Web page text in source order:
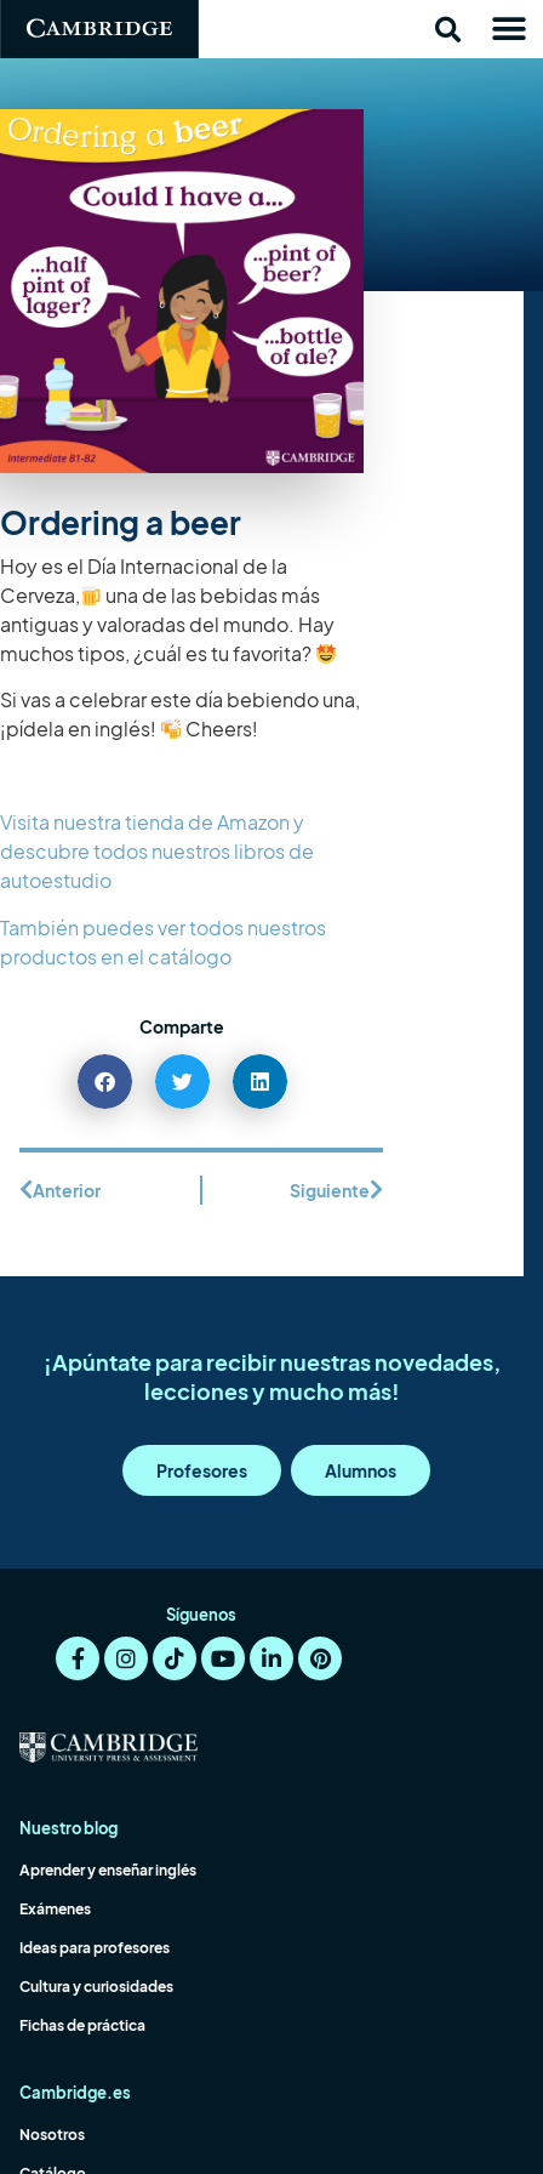
Ordering a beer
Hoy es el Día Internacional de la
Cerveza,
una de las bebidas más
antiguas y valoradas del mundo. Hay
muchos tipos, ¿cuál es tu favorita?
Si vas a celebrar este día bebiendo una,
¡pídela en inglés!
Cheers!
Visita nuestra tienda de Amazon y
descubre todos nuestros libros de
autoestudio
También puedes ver todos nuestros
productos en el catálogo
Comparte
Anterior Siguiente
¡Apúntate para recibir nuestras novedades,
lecciones y mucho más!
Profesores Alumnos
Síguenos
Nuestro blog
Aprender y enseñar inglés
Exámenes
Ideas para profesores
Cultura y curiosidades
Fichas de práctica
Cambridge.es
Nosotros